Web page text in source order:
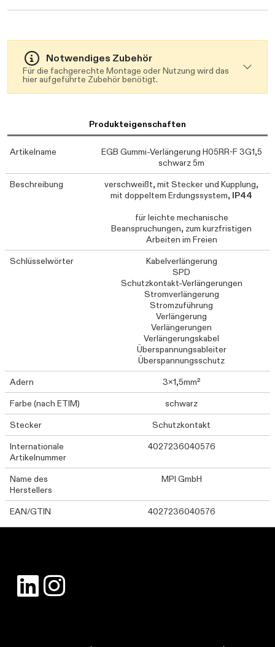
Notwendiges Zubehör
Für die fachgerechte Montage oder Nutzung wird das
hier aufgeführte Zubehör benötigt.
Produkteigenschaften
Artikelname
EGB Gummi-Verlängerung H05RR-F 3G1,5
schwarz 5m
Beschreibung
verschweißt, mit Stecker und Kupplung,
mit doppeltem Erdungssystem, IP44
für leichte mechanische
Beanspruchungen, zum kurzfristigen
Arbeiten im Freien
Schlüsselwörter
Kabelverlängerung
SPD
Schutzkontakt-Verlängerungen
Stromverlängerung
Stromzuführung
Verlängerung
Verlängerungen
Verlängerungskabel
Überspannungsableiter
Überspannungsschutz
Adern
3x1,5mm²
Farbe (nach ETIM)
schwarz
Stecker
Schutzkontakt
Internationale
Artikelnummer
4027236040576
Name des
Herstellers
MPI GmbH
EAN/GTIN 4027236040576